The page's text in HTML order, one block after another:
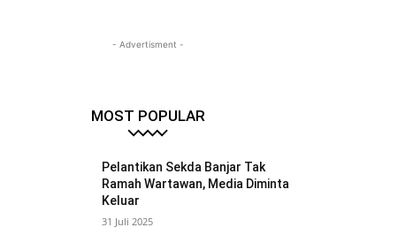
- Advertisment -
MOST POPULAR
Pelantikan Sekda Banjar Tak
Ramah Wartawan, Media Diminta
Keluar
31 Juli 2025